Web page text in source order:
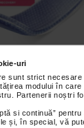
uri
sunt strict
modului în
Partenerii noștri
si continuă”
și, în special, vă
Compresa calda/
durerii
nastere
98,40 Lei